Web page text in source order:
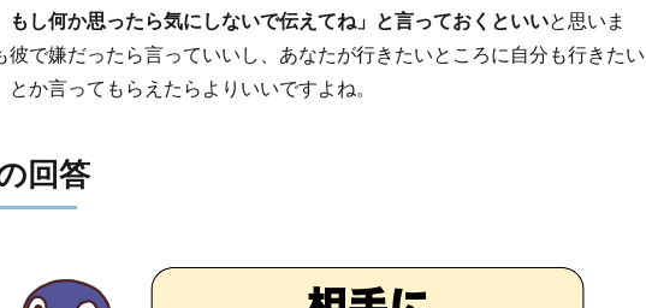
もし何か思ったら気にしないで伝えてね」と言っておくといいと思いま
彼で嫌だったら言っていいし、あなたが行きたいところに自分も行きたい
とか言ってもらえたらよりいいですよね。
回答